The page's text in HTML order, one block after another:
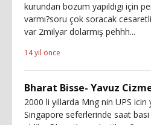
kurundan bozum yapıldıgı için
varmı?soru çok soracak
var 2milyar dolarmış pehhh...
14 yıl önce
Bharat Bisse- Yavuz
2000 li yillarda Mng nin UPS
Singapore seferlerinde saat